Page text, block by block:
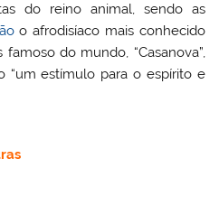
do reino animal, sendo as
o afrodisíaco mais conhecido
do mundo, “Casanova”,
“um estímulo para o espírito e